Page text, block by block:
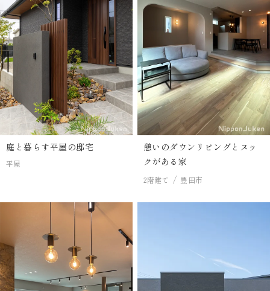
庭と暮らす平屋の邸宅
平屋
憩いのダウンリビングとヌッ
クがある家
2階建て 豊田市